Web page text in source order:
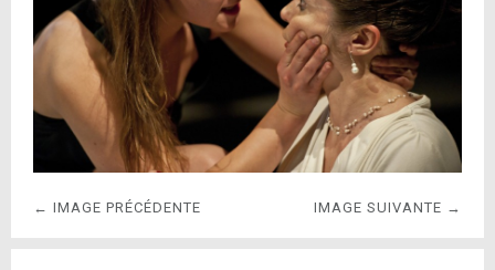
← IMAGE PRÉCÉDENTE IMAGE SUIVANTE →